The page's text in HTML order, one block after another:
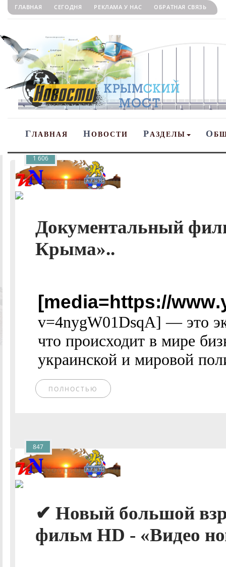
ГЛАВНАЯ СЕГОДНЯ РЕКЛАМА У НАС ОБРАТНАЯ СВЯЗЬ
ГЛАВНАЯ НОВОСТИ РАЗДЕЛЫ О
Документальный
Крыма»..
[media=https://
v=4nygW01DsqA] — это
что происходит в мире
украинской и мировой
ПОЛНОСТЬЮ
1 606
✔ Новый большой
фильм HD - «Видео
847